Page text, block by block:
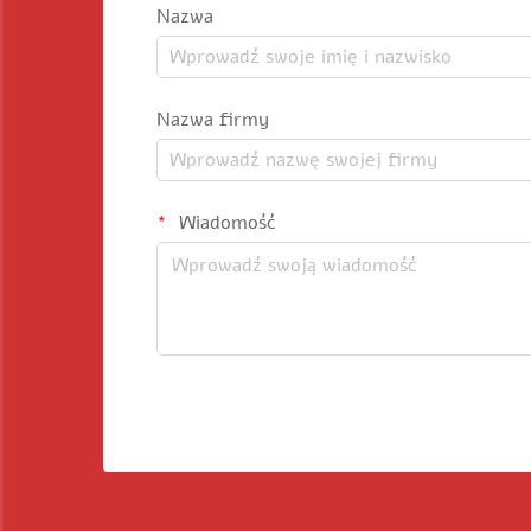
Nazwa
Nazwa firmy
Wiadomość